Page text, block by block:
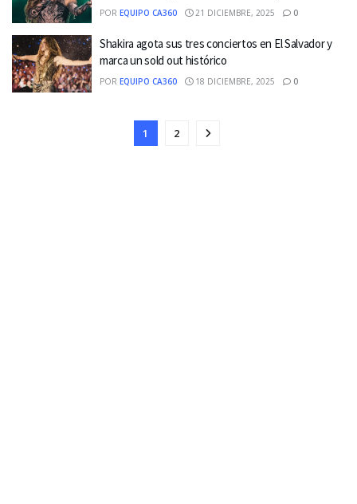
POR EQUIPO CA360 21 DICIEMBRE, 2025 0
Shakira agota sus tres conciertos en El Salvador y
marca un sold out histórico
POR EQUIPO CA360 18 DICIEMBRE, 2025 0
1 2